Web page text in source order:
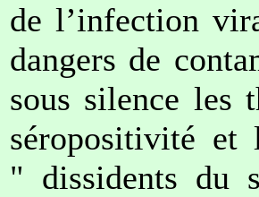
de l’infection
dangers de
sous silence les
séropositivité
" dissidents du